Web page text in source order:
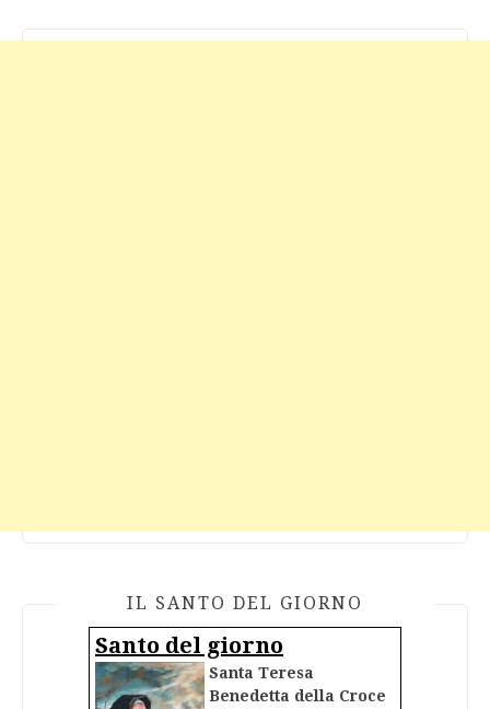
IL SANTO DEL GIORNO
Santo del giorno
Santa Teresa
Benedetta della Croce